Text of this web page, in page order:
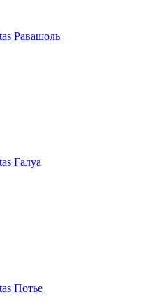
Равашоль
Галуа
Потье